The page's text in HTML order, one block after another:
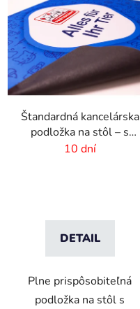
ý
p
i
s
p
r
Štandardná kancelárska
podložka na stôl – s
vlastnou potlačou – 44
10 dní
DETAIL
Plne prispôsobiteľná
podložka na stôl s